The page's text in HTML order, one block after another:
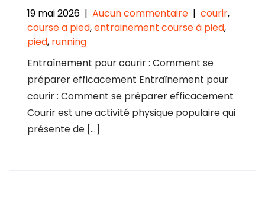
19 mai 2026 | Aucun commentaire | courir,
course a pied,entrainement course à pied,
pied, running
Entraînement pour courir : Comment se
préparer efficacement Entraînement pour
courir : Comment se préparer efficacement
Courir est une activité physique populaire qui
présente de […]